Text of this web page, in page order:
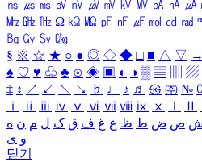
㎱ ㎲ ㎳ ㎴ ㎵ ㎶ ㎷ ㎸ ㎹ ㎀ ㎁ ㎂
㎒ ㎓ ㎔ Ω ㏀ ㏁ ㎊ ㎋ ㎌ ㏖ ㏅ ㎭
㏃ ㏉ ㏜ ㏆
§ ※ ☆ ★ ○ ● ◎ ◇ ◆ □ ■ △ ▽ →
♠ ♡ ♥ ♧ ♣ ⊙ ◈ ▣ ◐ ◑ ▒ ▤ ▨
‡ ↕ ↗ ↙ ↖ ↘ ♭ ♩ ♪ ♬ ㉿ ㈜ №
ⅰ
ⅱ ⅲ ⅳ ⅴ ⅵ ⅶ ⅷ ⅸ ⅹ
ص ض ط ظ ع غ ف ق ک ل م ن ه
و ی
닫기